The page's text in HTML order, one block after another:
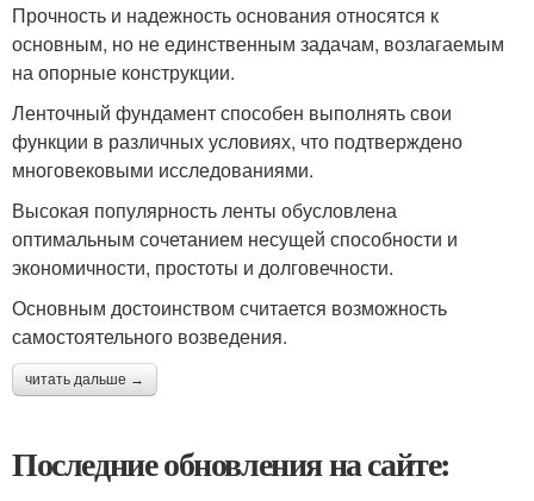
Прочность и надежность основания относятся к
основным, но не единственным задачам, возлагаемым
на опорные конструкции.
Ленточный фундамент способен выполнять свои
функции в различных условиях, что подтверждено
многовековыми исследованиями.
Высокая популярность ленты обусловлена
оптимальным сочетанием несущей способности и
экономичности, простоты и долговечности.
Основным достоинством считается возможность
самостоятельного возведения.
читать дальше →
Последние обновления на сайте: